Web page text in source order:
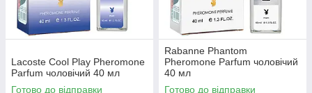
Lacoste Cool Play Pheromone
Parfum чоловічий 40 мл
Готово до відправки
Rabanne Phantom
Pheromone Parfum чоловічий
40 мл
Готово до відправки